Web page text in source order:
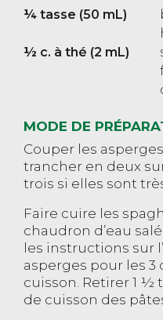
¼ tasse (50 mL)
½ c. à thé (2 mL)
MODE DE
Couper les
trancher en deux
trois si elles sont
Faire cuire les
chaudron d’eau
les instructions sur
asperges pour les
cuisson. Retirer 1 ½
de cuisson des